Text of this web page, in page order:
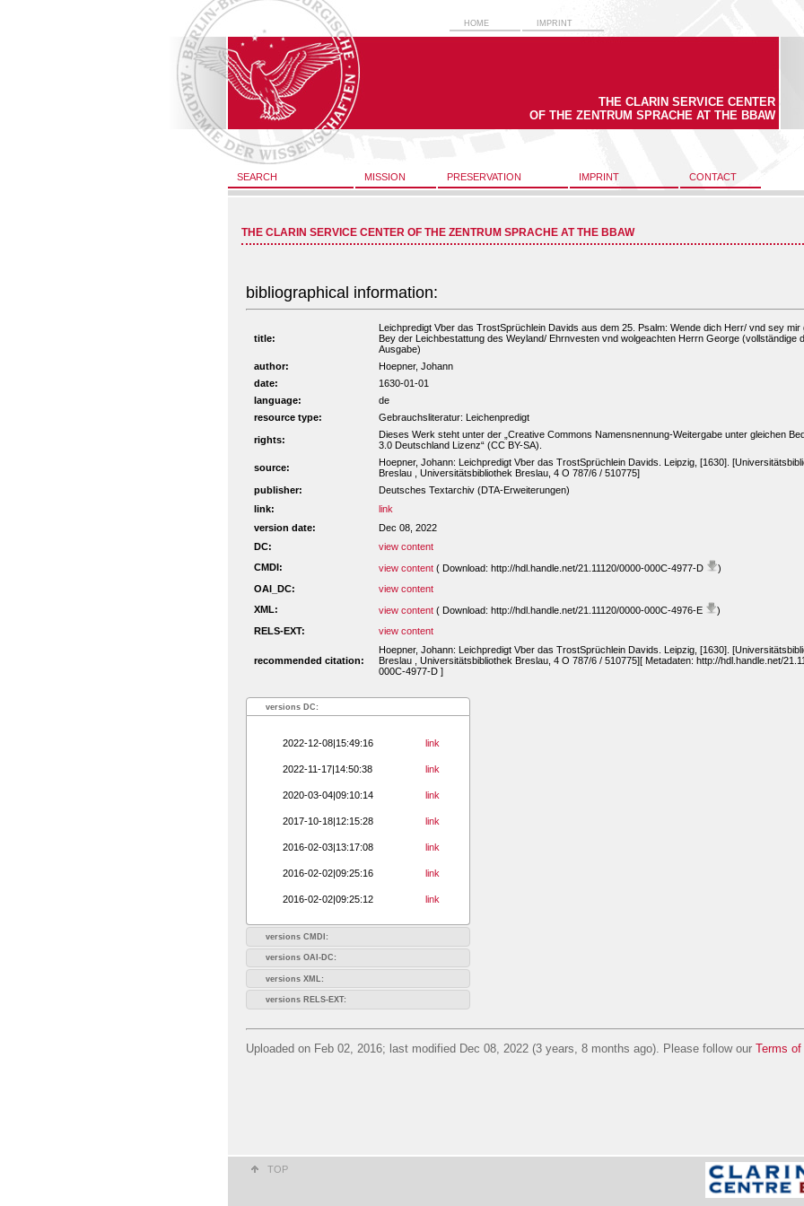
HOME IMPRINT
THE CLARIN SERVICE CENTER
OF THE ZENTRUM SPRACHE AT THE BBAW
SEARCH MISSION PRESERVATION IMPRINT CONTACT
THE CLARIN SERVICE CENTER OF THE ZENTRUM SPRACHE AT THE BBAW
bibliographical information:
title:
Leichpredigt Vber das TrostSprüchlein Davids aus dem 25. Psalm: Wende dich Herr/ vnd sey mir
Bey der Leichbestattung des Weyland/ Ehrnvesten vnd wolgeachten Herrn George (vollständige
Ausgabe)
author:
Hoepner, Johann
date:
1630-01-01
language:
de
resource type:
Gebrauchsliteratur: Leichenpredigt
rights:
Dieses Werk steht unter der „Creative Commons Namensnennung-Weitergabe unter gleichen
3.0 Deutschland Lizenz“ (CC BY-SA).
source:
Hoepner, Johann: Leichpredigt Vber das TrostSprüchlein Davids. Leipzig, [1630].
Breslau , Universitätsbibliothek Breslau, 4 O 787/6 / 510775]
publisher:
Deutsches Textarchiv (DTA-Erweiterungen)
link:
link
version date:
Dec 08, 2022
DC:
view content
CMDI:
view content ( Download: http://hdl.handle.net/21.11120/0000-000C-4977-D
)
OAI_DC:
view content
XML:
view content ( Download: http://hdl.handle.net/21.11120/0000-000C-4976-E
)
RELS-EXT:
view content
recommended citation:
Hoepner, Johann: Leichpredigt Vber das TrostSprüchlein Davids. Leipzig, [1630].
Breslau , Universitätsbibliothek Breslau, 4 O 787/6 / 510775][ Metadaten: http://hdl.handle.net/
000C-4977-D ]
versions DC:
2022-12-08|15:49:16 link
2022-11-17|14:50:38 link
2020-03-04|09:10:14 link
2017-10-18|12:15:28 link
2016-02-03|13:17:08 link
2016-02-02|09:25:16 link
2016-02-02|09:25:12 link
versions CMDI:
versions OAI-DC:
versions XML:
versions RELS-EXT:
Uploaded on Feb 02, 2016; last modified Dec 08, 2022 (3 years, 8 months ago). Please follow our Terms of
TOP